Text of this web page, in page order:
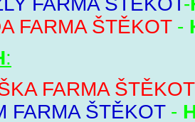
FARMA ŠTĚKOT-
:
FARMA ŠTĚKOT
FARMA ŠTĚKOT-